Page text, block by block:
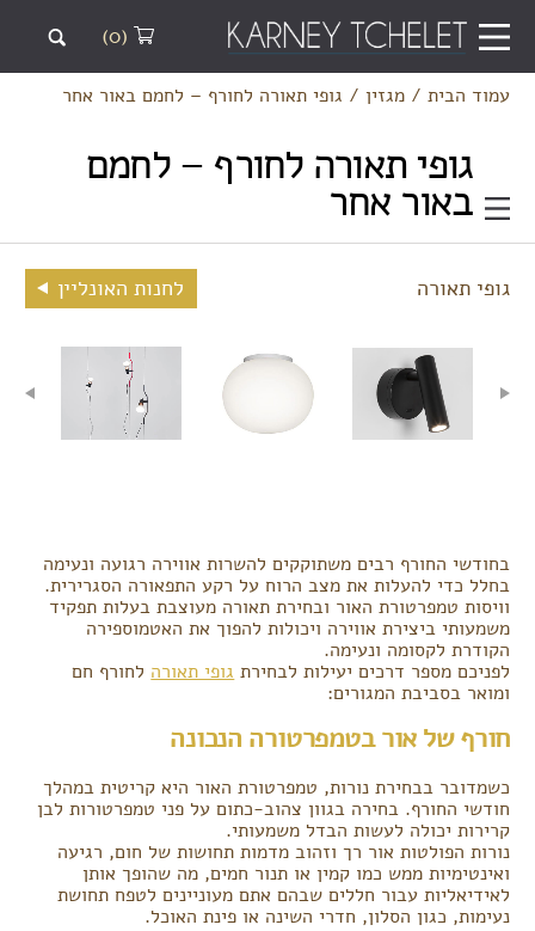
(0)
עמוד הבית/ מגזין/ גופי תאורה לחורף – לחמם באור אחר
גופי תאורה לחורף – לחמם
באור אחר
גופי תאורה לחנות האונליין
בחודשי החורף רבים משתוקקים להשרות אווירה רגועה ונעימה
בחלל כדי להעלות את מצב הרוח על רקע התפאורה הסגרירית.
וויסות טמפרטורת האור ובחירת תאורה מעוצבת בעלות תפקיד
משמעותי ביצירת אווירה ויכולות להפוך את האטמוספירה
הקודרת לקסומה ונעימה.
לפניכם מספר דרכים יעילות לבחירת גופי תאורה לחורף חם
ומואר בסביבת המגורים:
חורף של אור בטמפרטורה הנכונה
כשמדובר בבחירת נורות, טמפרטורת האור היא קריטית במהלך
חודשי החורף. בחירה בגוון צהוב-כתום על פני טמפרטורות לבן
קרירות יכולה לעשות הבדל משמעותי.
נורות הפולטות אור רך וזהוב מדמות תחושות של חום, רגיעה
ואינטימיות ממש כמו קמין או תנור חמים, מה שהופך אותן
לאידיאליות עבור חללים שבהם אתם מעוניינים לטפח תחושת
נעימות, כגון הסלון, חדרי השינה או פינת האוכל.